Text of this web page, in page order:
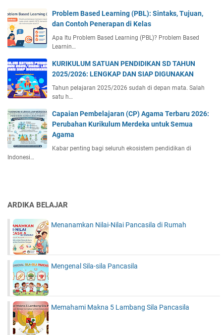
Problem Based Learning (PBL): Sintaks, Tujuan,
dan Contoh Penerapan di Kelas
Apa Itu Problem Based Learning (PBL)? Problem Based
Learnin…
KURIKULUM SATUAN PENDIDIKAN SD TAHUN
2025/2026: LENGKAP DAN SIAP DIGUNAKAN
Tahun pelajaran 2025/2026 sudah di depan mata. Salah
satu h…
Capaian Pembelajaran (CP) Agama Terbaru 2026:
Perubahan Kurikulum Merdeka untuk Semua
Agama
Kabar penting bagi seluruh ekosistem pendidikan di
Indonesi…
ARDIKA BELAJAR
Menanamkan Nilai-Nilai Pancasila di Rumah
Mengenal Sila-sila Pancasila
Memahami Makna 5 Lambang Sila Pancasila